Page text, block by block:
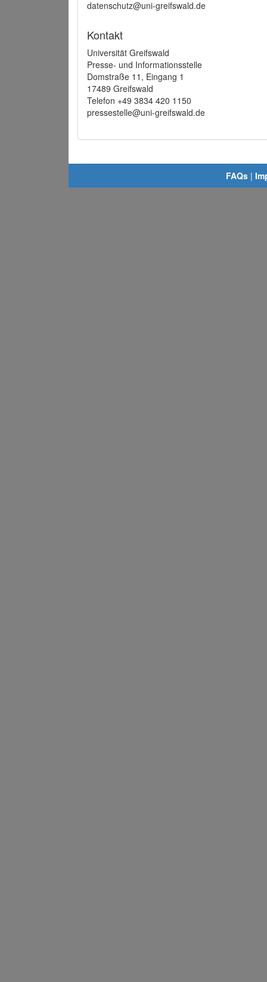
datenschutz@uni-greifswald.de
Kontakt
Universität Greifswald
Presse- und Informationsstelle
Domstraße 11, Eingang 1
17489 Greifswald
Telefon +49 3834 420 1150
pressestelle@uni-greifswald.de
FAQs |